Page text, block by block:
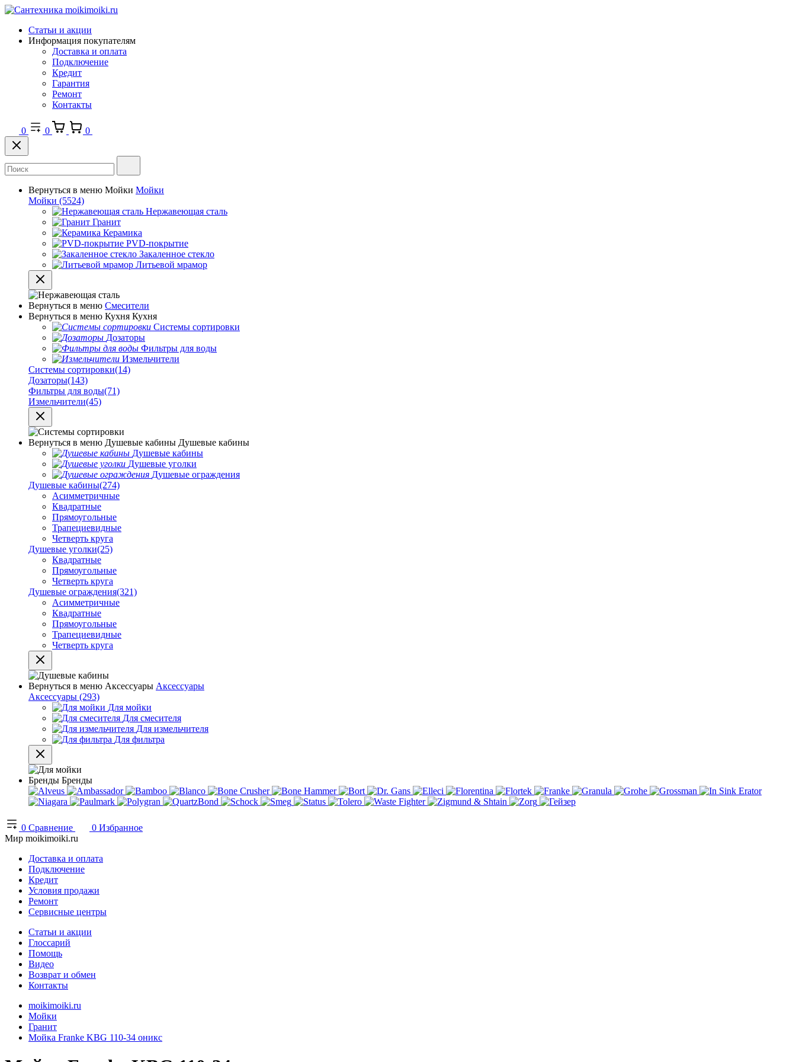
Статьи и акции
Информация покупателям
Доставка и оплата
Подключение
Кредит
Гарантия
Ремонт
Контакты
0 0 0
Вернуться в меню Мойки Мойки
Мойки (5524)
Нержавеющая сталь
Гранит
Керамика
PVD-покрытие
Закаленное стекло
Литьевой мрамор
Вернуться в меню Смесители
Вернуться в меню Кухня Кухня
Системы сортировки
Дозаторы
Фильтры для воды
Измельчители
Системы сортировки(14)
Дозаторы(143)
Фильтры для воды(71)
Измельчители(45)
Вернуться в меню Душевые кабины Душевые кабины
Душевые кабины
Душевые уголки
Душевые ограждения
Душевые кабины(274)
Асимметричные
Квадратные
Прямоугольные
Трапециевидные
Четверть круга
Душевые уголки(25)
Квадратные
Прямоугольные
Четверть круга
Душевые ограждения(321)
Асимметричные
Квадратные
Прямоугольные
Трапециевидные
Четверть круга
Вернуться в меню Аксессуары Аксессуары
Аксессуары (293)
Для мойки
Для смесителя
Для измельчителя
Для фильтра
Бренды Бренды
0 Сравнение 0 Избранное
Мир moikimoiki.ru
Доставка и оплата
Подключение
Кредит
Условия продажи
Ремонт
Сервисные центры
Статьи и акции
Глоссарий
Помощь
Видео
Возврат и обмен
Контакты
moikimoiki.ru
Мойки
Гранит
Мойка Franke KBG 110-34 оникс